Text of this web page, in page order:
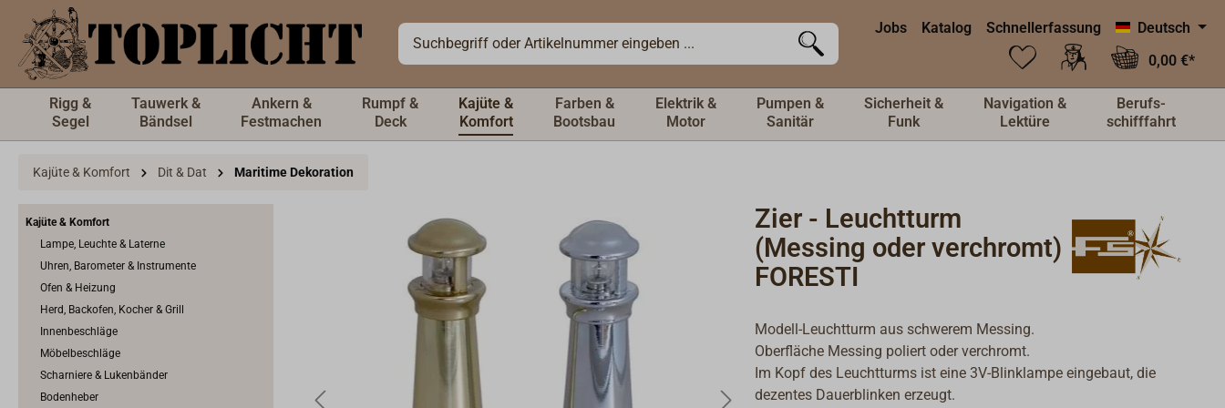
springen Jobs Katalog Schnellerfassung
Deutsch
0,00 €*
Rigg &
Segel
Tauwerk &
Bändsel
Ankern &
Festmachen
Rumpf &
Deck
Kajüte &
Komfort
Farben &
Bootsbau
Elektrik &
Motor
Pumpen &
Sanitär
Sicherheit &
Funk
Navigation &
Lektüre
Berufs-
schifffahrt
Kajüte & Komfort Dit & Dat Maritime Dekoration
Kajüte & Komfort
Lampe, Leuchte & Laterne
Uhren, Barometer & Instrumente
Ofen & Heizung
Herd, Backofen, Kocher & Grill
Innenbeschläge
Möbelbeschläge
Scharniere & Lukenbänder
Bodenheber
Zier - Leuchtturm
(Messing oder verchromt)
FORESTI
Modell-Leuchtturm aus schwerem Messing.
Oberfläche Messing poliert oder verchromt.
Im Kopf des Leuchtturms ist eine 3V-Blinklampe eingebaut, die
dezentes Dauerblinken erzeugt.